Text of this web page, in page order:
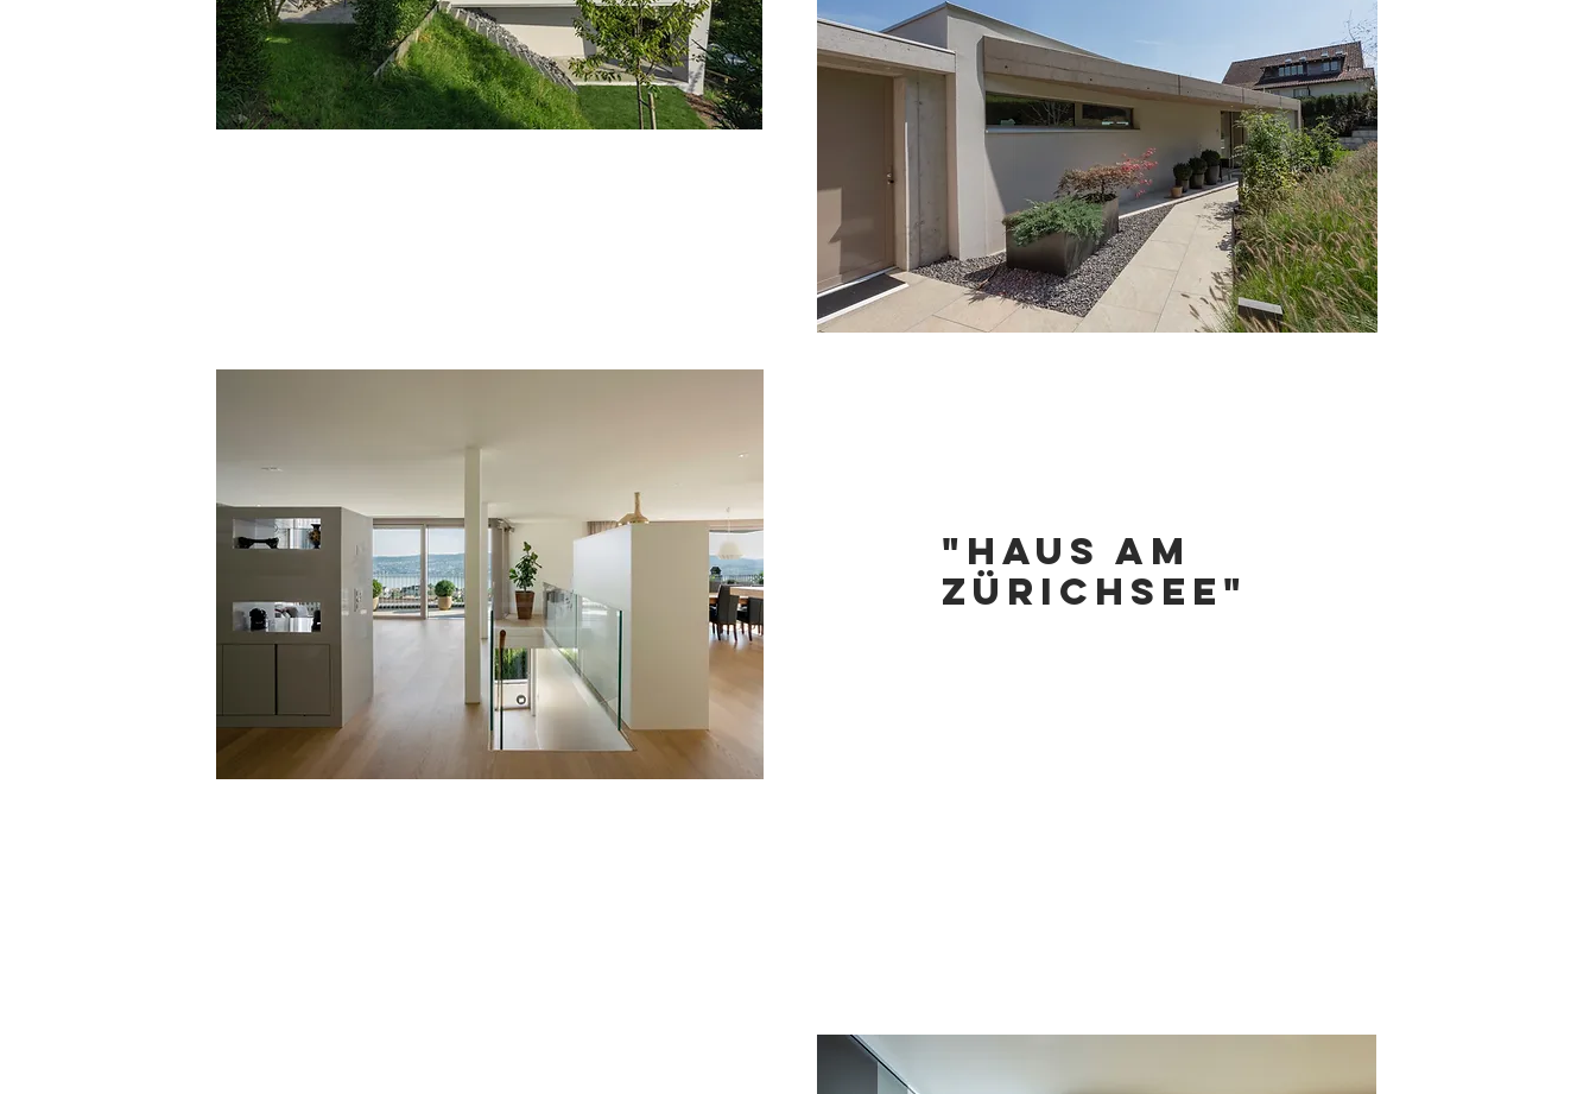
"HAUS am
ZÜRICHSEE"